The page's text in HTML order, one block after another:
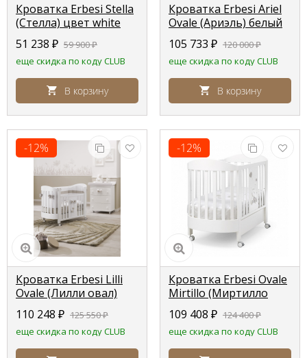
Кроватка Erbesi Stella
(Стелла) цвет white
(белый)
51 238 ₽ 59 900₽
еще скидка по коду CLUB
В корзину
Кроватка Erbesi Ariel
Ovale (Ариэль) белый
(white) матрас в
комплекте
105 733 ₽ 120 000₽
еще скидка по коду CLUB
В корзину
-12%
Кроватка Erbesi Lilli
Ovale (Лилли овал)
белый (white) матрас в
комплекте
110 248 ₽ 125 550₽
еще скидка по коду CLUB
-12%
Кроватка Erbesi Ovale
Mirtillo (Миртилло
овал) белый (white)
матрас в комплекте
109 408 ₽ 124 400₽
еще скидка по коду CLUB